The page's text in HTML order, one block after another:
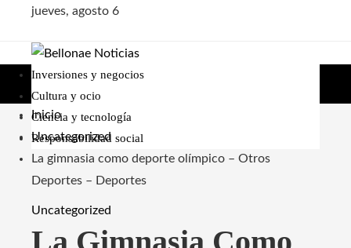
jueves, agosto 6
Inversiones y negocios
Cultura y ocio
Ciencia y tecnología
Responsabilidad social
Inicio
Uncategorized
La gimnasia como deporte olímpico – Otros
Deportes – Deportes
Uncategorized